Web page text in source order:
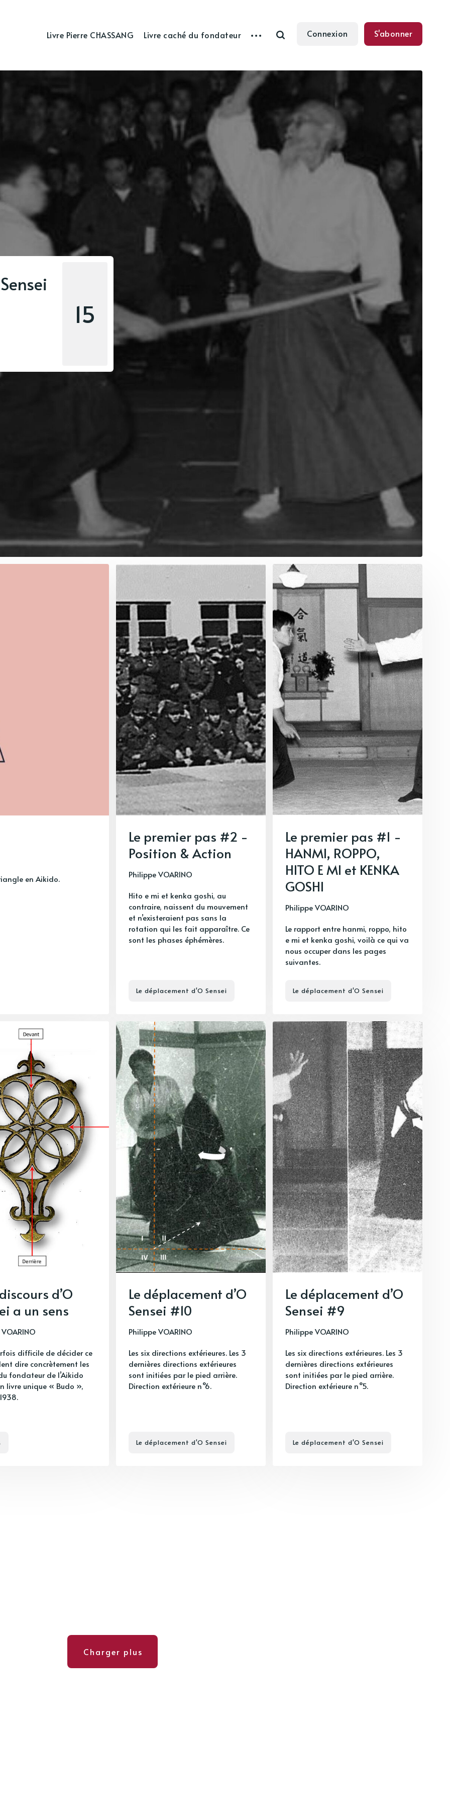
Livre Pierre CHASSANG Livre caché du fondateur Connexion S'abonner
15
en Aikido.
Le premier pas #2 -
Position & Action
Philippe VOARINO
Hito e mi et kenka goshi, au
contraire, naissent du mouvement
et n’existeraient pas sans la
rotation qui les fait apparaître. Ce
sont les phases éphémères.
Le déplacement d'O Sensei
Le premier pas #1 -
HANMI, ROPPO,
HITO E MI et KENKA
GOSHI
Philippe VOARINO
Le rapport entre hanmi, roppo, hito
e mi et kenka goshi, voilà ce qui va
nous occuper dans les pages
suivantes.
Le déplacement d'O Sensei
d’O
a un sens
difficile de décider ce
dire concrètement les
fondateur de l’Aikido
livre unique « Budo »,
Le déplacement d’O
Sensei #10
Philippe VOARINO
Les six directions extérieures. Les 3
dernières directions extérieures
sont initiées par le pied arrière.
Direction extérieure n°6.
Le déplacement d'O Sensei
Le déplacement d’O
Sensei #9
Philippe VOARINO
Les six directions extérieures. Les 3
dernières directions extérieures
sont initiées par le pied arrière.
Direction extérieure n°5.
Le déplacement d'O Sensei
Charger plus